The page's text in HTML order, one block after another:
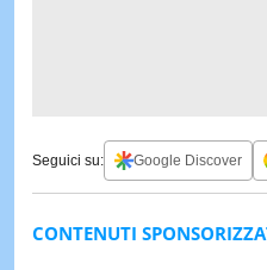
Seguici su: Google Discover